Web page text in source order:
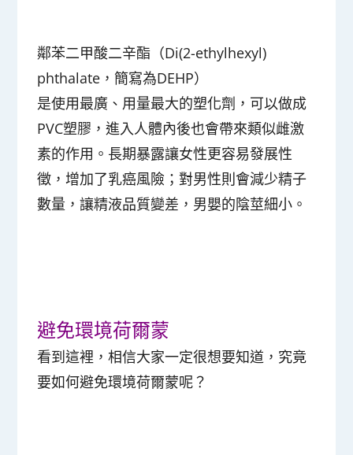
鄰苯二甲酸二辛酯（Di(2-ethylhexyl)
phthalate，簡寫為DEHP）
是使用最廣、用量最大的塑化劑，可以做成
PVC塑膠，進入人體內後也會帶來類似雌激
素的作用 。長期暴露讓女性更容易發展性
徵，增加了乳癌風險；對男性則會減少精子
數量，讓精液品質變差，男嬰的陰莖細小。
避免環境荷爾蒙
看到這裡，相信大家一定很想要知道，究竟
要如何避免環境荷爾蒙呢？